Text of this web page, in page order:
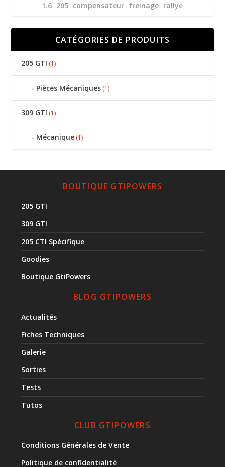
1.6 205 compensateur freinage rallye
CATÉGORIES DE PRODUITS
205 GTI (1)
Pièces Mécaniques (1)
309 GTI (1)
Mécanique (1)
BOUTIQUE GTIPOWERS
205 GTI
309 GTI
205 CTI Spécifique
Goodies
Boutique GtiPowers
BLOG GTIPOWERS
Actualités
Fiches Techniques
Galerie
Sorties
Tests
Tutos
CLUB GTIPOWERS
Conditions Générales de Vente
Politique de confidentialité